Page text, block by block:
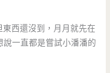
西還沒到，月月就先在
一直都是嘗試小潘潘的